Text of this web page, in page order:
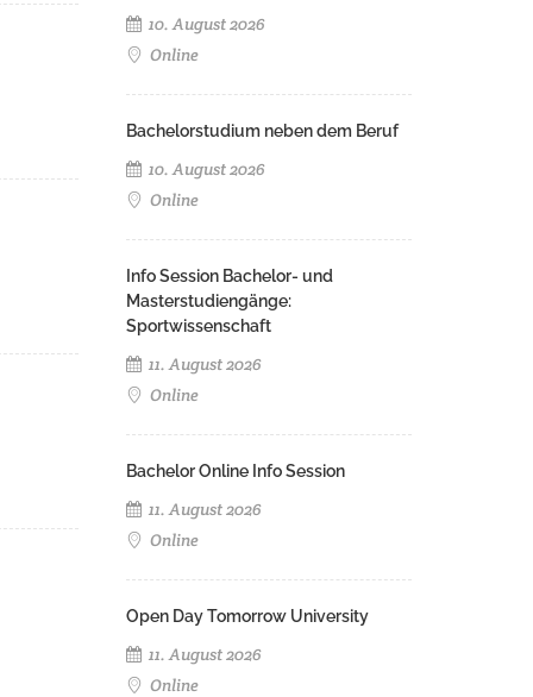
10. August 2026
Online
Bachelorstudium neben dem Beruf
10. August 2026
Online
Info Session Bachelor- und
Masterstudiengänge:
Sportwissenschaft
11. August 2026
Online
Bachelor Online Info Session
11. August 2026
Online
Open Day Tomorrow University
11. August 2026
Online